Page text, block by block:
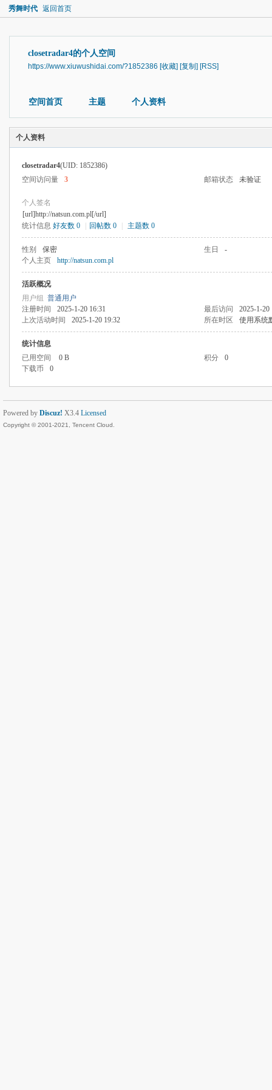
秀舞时代 返回首页
closetradar4的个人空间
https://www.xiuwushidai.com/?1852386 [收藏] [复制] [RSS]
空间首页 主题 个人资料
个人资料
closetradar4(UID: 1852386)
空间访问量
3 邮箱状态 未验证
个人签名
[url]http://natsun.com.pl[/url]
统计信息 好友数 0 回帖数 0 主题数 0
性别 保密 生日
-
个人主页
http://natsun.com.pl
活跃概况
用户组 普通用户
注册时间
2025-1-20 16:31 最后访问
2025-1-20
上次活动时间
2025-1-20 19:32 所在时区 使用系统
统计信息
已用空间
0 B 积分
0
下载币
0
Powered by Discuz! X3.4 Licensed
Copyright © 2001-2021, Tencent Cloud.